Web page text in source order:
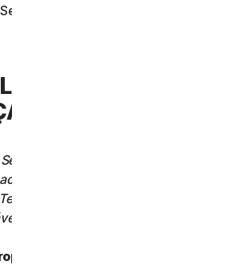
Comerciais, a uma única PE.
3.ª – TERMOS DE
DE SOFTWARE
o Utilizador tiver de
ou utilizar Software num
de Licença de Software
a essa utilização.
da NortonLifeLock.